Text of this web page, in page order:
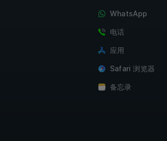
WhatsApp
电话
应用
Safari 浏览器
备忘录